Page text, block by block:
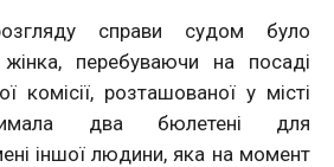
справи судом було
перебуваючи на посаді
комісії, розташованої у місті
два бюлетені для
іншої людини, яка на момент